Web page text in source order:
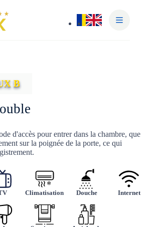
B
d'accès pour entrer dans la chambre, que
sur la poignée de la porte, ce qui
Climatisation Douche Internet